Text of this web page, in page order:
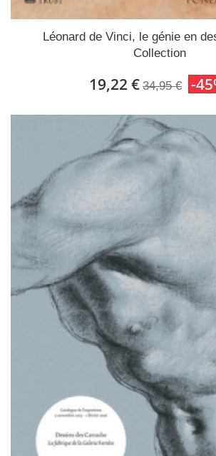
Léonard de Vinci, le génie en
Collection
19,22 € 34,95 € -